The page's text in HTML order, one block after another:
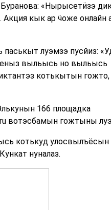
«Нырысетӥзэ
кык ар ӵоже онлайн
луэмзэ пусйиз:
выльысь но выльысь
котькытын гожто,
166 площадка
вотэсбамын гожтыны
котькуд улосвылъёсын
нуналаз.